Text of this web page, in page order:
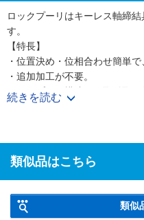
ロックプーリはキーレス軸締
す。
【特長】
・位置決め・位相合わせ簡単で
・追加加工が不要。
・シンプルな構造で、取付取り
・緩み止めや軸方向の抜け止め
的です。
続きを読む
類似品はこちら
類似